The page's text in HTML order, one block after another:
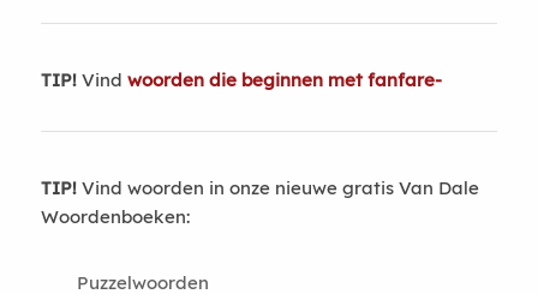
TIP!Vind woorden die beginnen met fanfare-
TIP!Vind woorden in onze nieuwe gratis Van Dale
Woordenboeken:
Puzzelwoorden